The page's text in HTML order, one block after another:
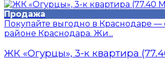
Продажа
Покупайте выгодно в Краснодаре
районе Краснодара. Жи...
ЖК «Огурцы», 3-к квартира